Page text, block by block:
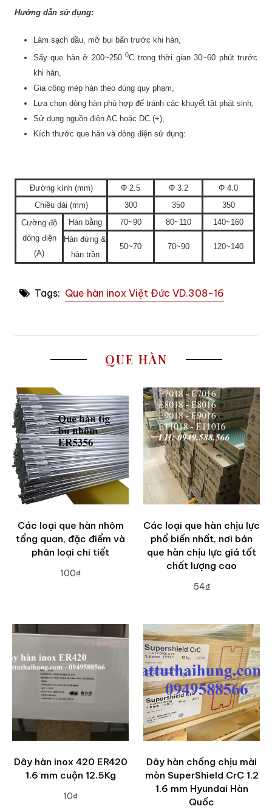
Hướng dẫn sử dụng:
Làm sạch dầu, mỡ bụi bẩn trước khi hàn,
Sấy que hàn ở 200~2500C trong thời gian 30~60 phút trước
khi hàn,
Gia công mép hàn theo đúng quy phạm,
Lựa chọn dòng hàn phù hợp để tránh các khuyết tật phát sinh,
Sử dụng nguồn điện AC hoặc DC (+),
Kích thước que hàn và dòng điện sử dụng:
Đường kính (mm) Φ 2.5 Φ 3.2
Φ 4.0
Chiều dài (mm)
300 350
350
Cường độ
dòng điện
(A)
Hàn bằng 70~90 80~110
140~160
Hàn đứng &
hàn trần
50~70 70~90 120~140
Tags: Que hàn inox Việt Đức VD.308-16
QUE HÀN
Các loại que hàn nhôm
tổng quan, đặc điểm và
phân loại chi tiết
100₫
Các loại que hàn chịu lực
phổ biến nhất, nơi bán
que hàn chịu lực giá tốt
chất lượng cao
54₫
Dây hàn inox 420 ER420
1.6 mm cuộn 12.5Kg
10₫
Dây hàn chống chịu mài
mòn SuperShield CrC 1.2
1.6 mm Hyundai Hàn
Quốc